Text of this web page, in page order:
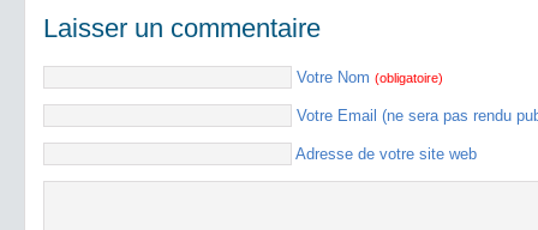
Laisser un commentaire
Votre Nom (obligatoire)
Votre Email (ne sera pas rendu
Adresse de votre site web